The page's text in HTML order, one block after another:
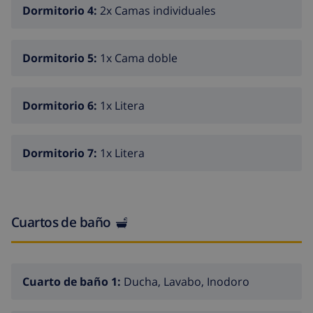
minutos a pie de la casa y te lleva a todas las
necesita transporte desde / hacia el aeropuerto,
comuníquese con el anfitrión y podemos ofrecerle las
Dormitorio 4: 2x Camas individuales
Dormitorio 5: 1x Cama doble
Dormitorio 6: 1x Litera
Dormitorio 7: 1x Litera
Cuartos de baño
Cuarto de baño 1: Ducha, Lavabo, Inodoro